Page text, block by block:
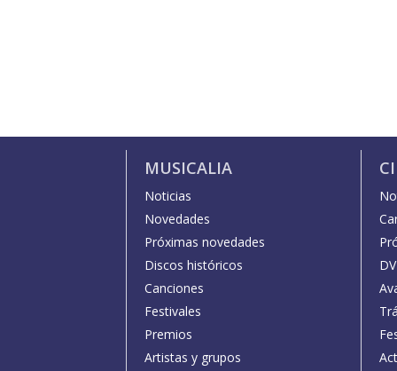
MUSICALIA
Noticias
Novedades
Próximas novedades
Discos históricos
Canciones
Festivales
Premios
Artistas y grupos